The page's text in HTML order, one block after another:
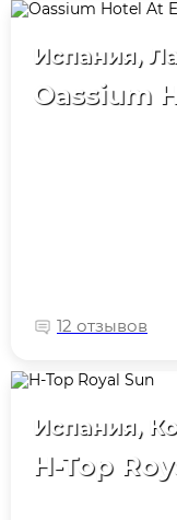
Испания,
Oassium
12 отзывов
Испания,
H-Top